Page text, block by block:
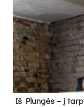
Iš Plungės – į